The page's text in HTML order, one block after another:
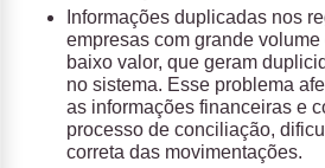
Informações duplicadas nos
empresas com grande
baixo valor, que geram
no sistema. Esse problema
as informações financeiras e
processo de conciliação,
correta das movimentações.